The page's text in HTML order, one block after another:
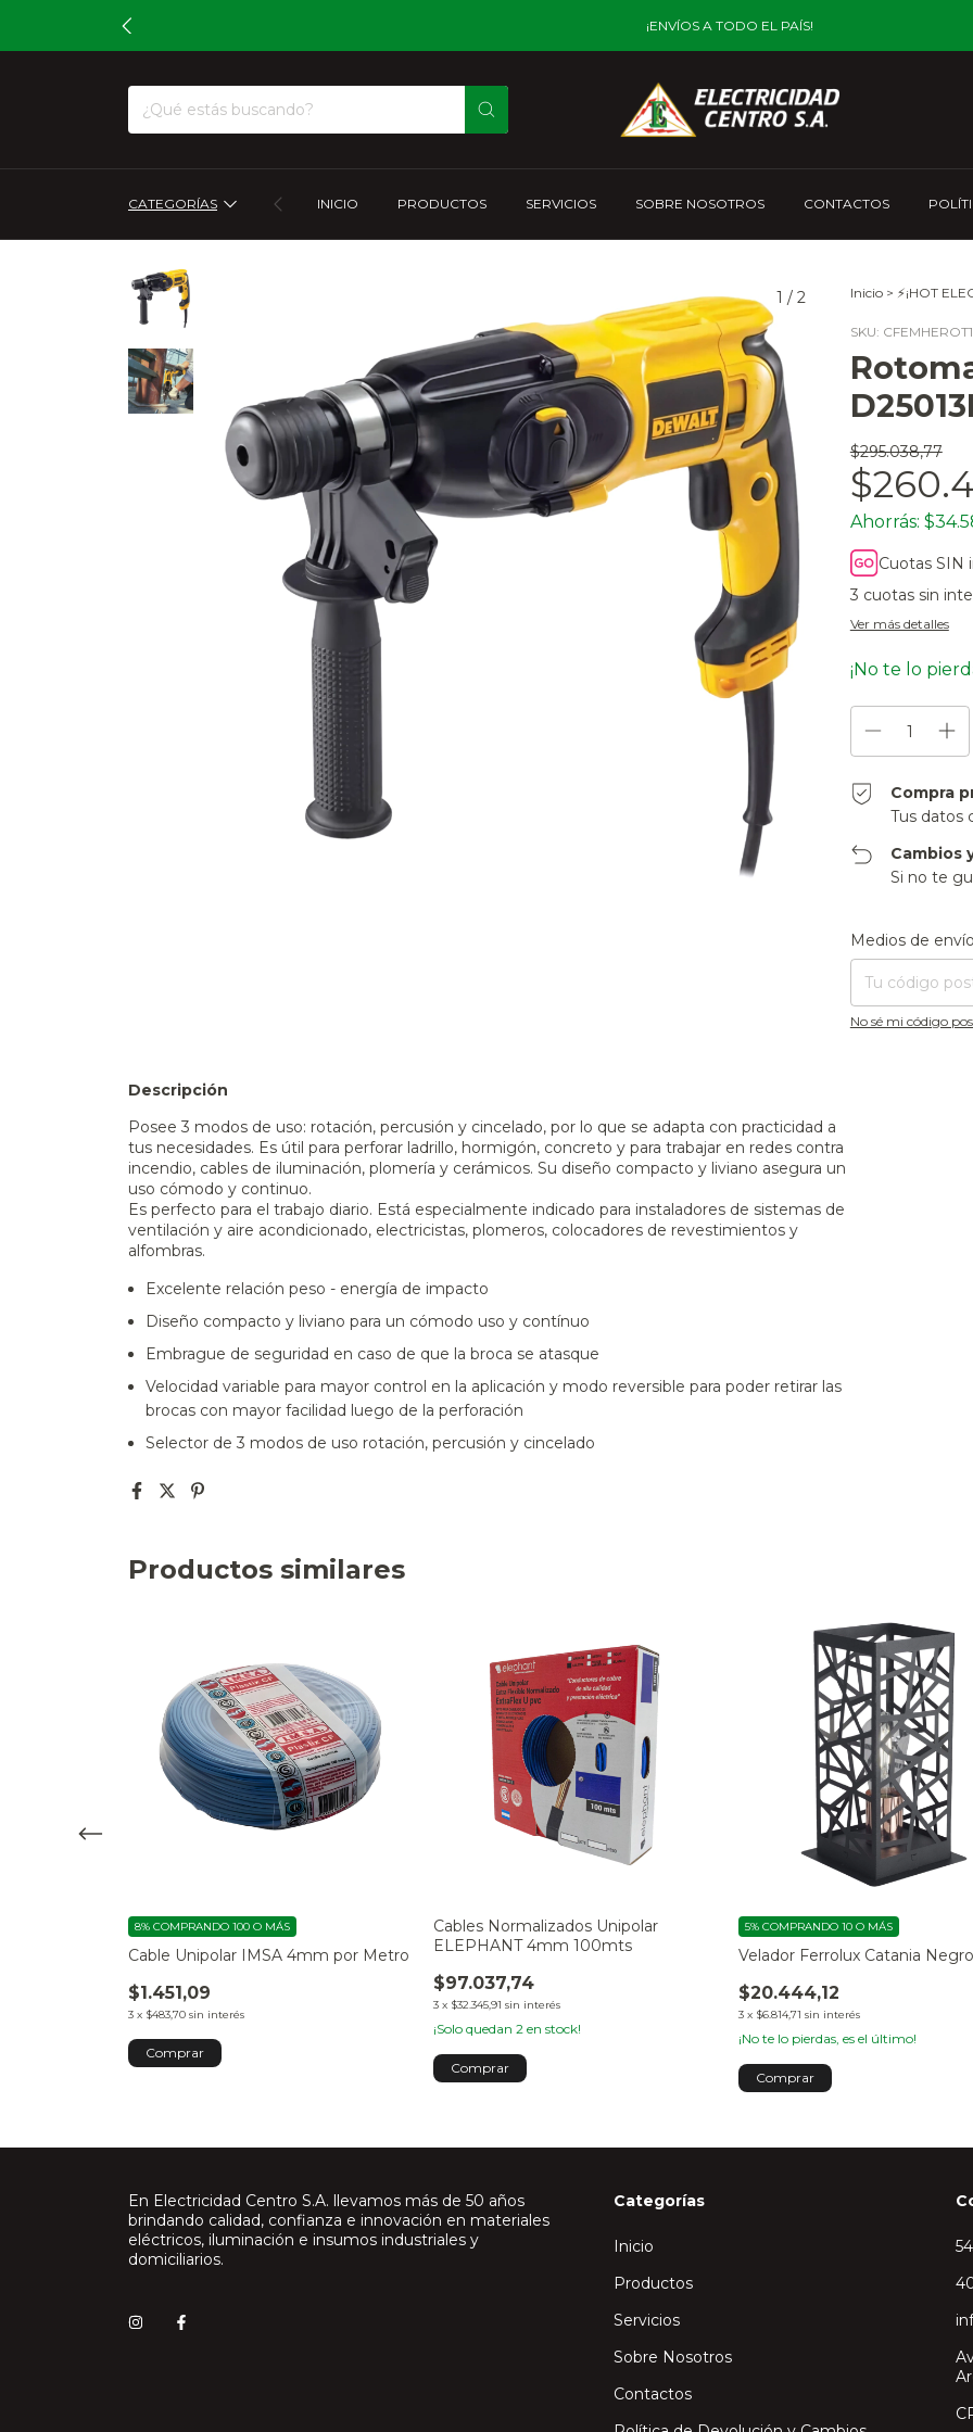
¡ENVÍOS A TODO EL PAÍS!
CATEGORÍAS INICIO PRODUCTOS SERVICIOS SOBRE NOSOTROS CONTACTOS
1 / 2 Inicio > ⚡¡HOT
SKU:
$295.038,77
Ahorrás:
Cuotas SIN
3 cuotas sin
Ver más detalles
¡No te lo
Compra
Tus datos
Cambios
Si no te
Entregas para el CP:
Medios de envío
No sé mi código
Descripción
Posee 3 modos de uso: rotación, percusión y cincelado, por lo que se adapta con practicidad a
tus necesidades. Es útil para perforar ladrillo, hormigón, concreto y para trabajar en redes contra
incendio, cables de iluminación, plomería y cerámicos. Su diseño compacto y liviano asegura un
uso cómodo y continuo.
Es perfecto para el trabajo diario. Está especialmente indicado para instaladores de sistemas de
ventilación y aire acondicionado, electricistas, plomeros, colocadores de revestimientos y
alfombras.
Excelente relación peso - energía de impacto
Diseño compacto y liviano para un cómodo uso y contínuo
Embrague de seguridad en caso de que la broca se atasque
Velocidad variable para mayor control en la aplicación y modo reversible para poder retirar las
brocas con mayor facilidad luego de la perforación
Selector de 3 modos de uso rotación, percusión y cincelado
Productos similares
Cable Unipolar IMSA 4mm por Metro
$1.451,09
3 x $483,70 sin interés
8% COMPRANDO 100 O MÁS
Comprar
Cables Normalizados Unipolar
ELEPHANT 4mm 100mts
$97.037,74
3 x $32.345,91 sin interés
¡Solo quedan 2 en stock!
Comprar
Velador Ferrolux Catania Negro
$20.444,12
3 x $6.814,71 sin interés
5% COMPRANDO 10 O MÁS
¡No te lo pierdas, es el último!
En Electricidad Centro S.A. llevamos más de 50 años
brindando calidad, confianza e innovación en materiales
eléctricos, iluminación e insumos industriales y
domiciliarios.
Categorías
Inicio
Productos
Servicios
Sobre Nosotros
Contactos